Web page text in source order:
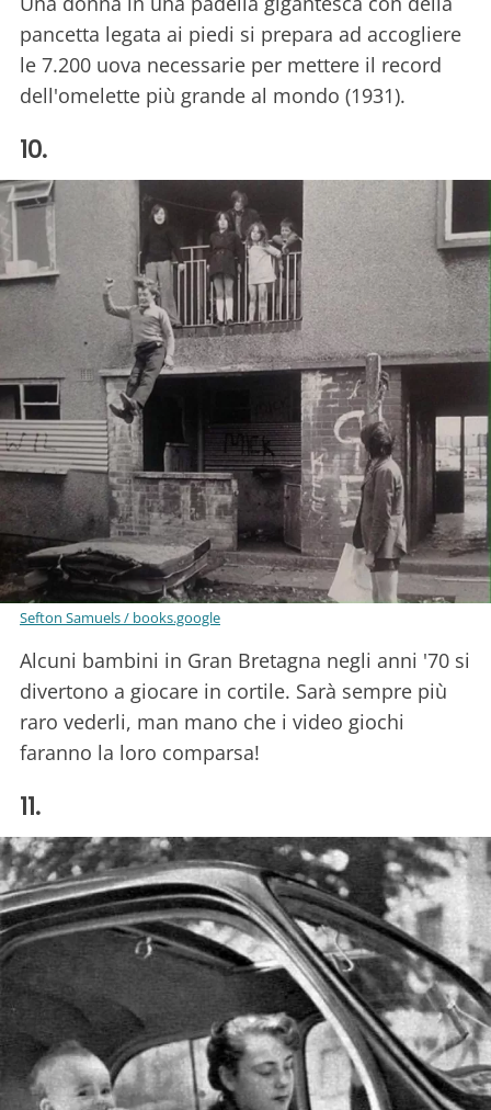
pancetta legata ai piedi si prepara ad accogliere
le 7.200 uova necessarie per mettere il record
dell'omelette più grande al mondo (1931).
10.
Sefton Samuels / books.google
Alcuni bambini in Gran Bretagna negli anni '70 si
divertono a giocare in cortile. Sarà sempre più
raro vederli, man mano che i video giochi
faranno la loro comparsa!
11.